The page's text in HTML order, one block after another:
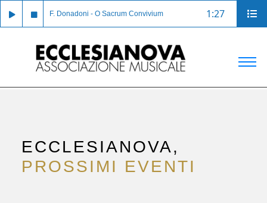
F. Donadoni - O Sacrum Convivium 1:27
ECCLESIANOVA,
PROSSIMI EVENTI